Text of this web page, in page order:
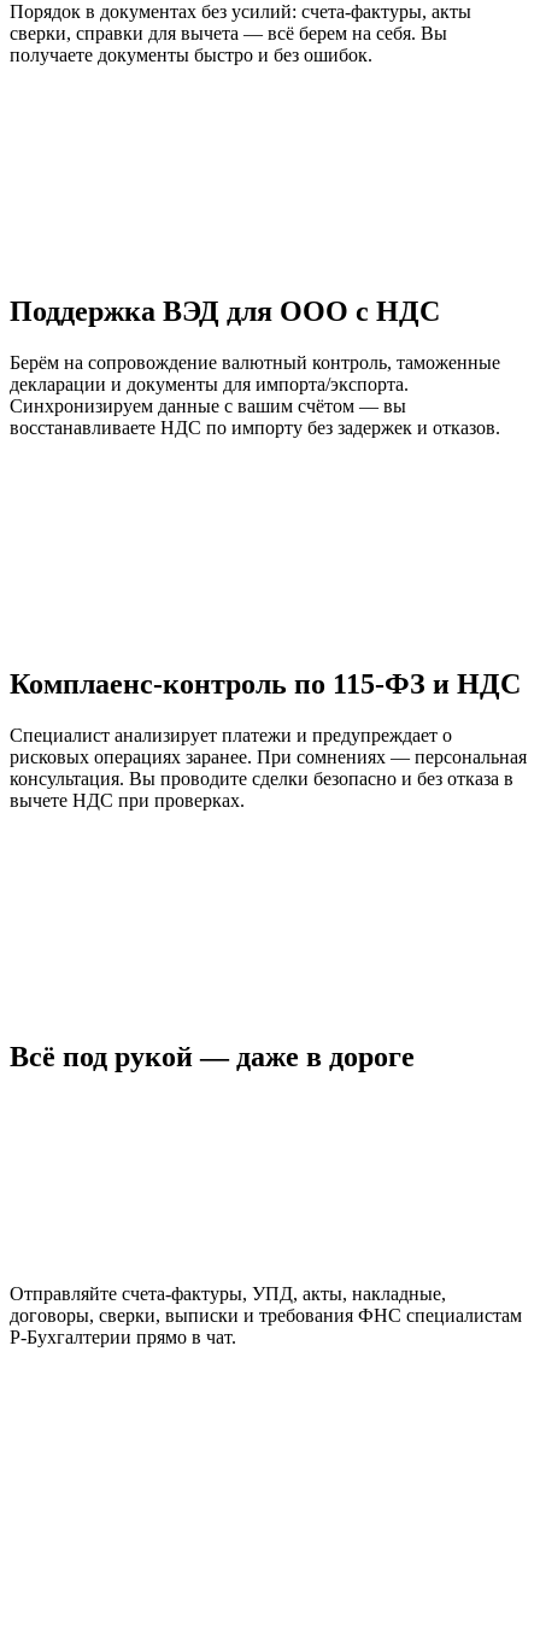
Порядок в документах без усилий: счета-фактуры, акты
сверки, справки для вычета — всё берем на себя. Вы
получаете документы быстро и без ошибок.
Поддержка ВЭД для ООО с НДС
Берём на сопровождение валютный контроль, таможенные
декларации и документы для импорта/экспорта.
Синхронизируем данные с вашим счётом — вы
восстанавливаете НДС по импорту без задержек и отказов.
Комплаенс-контроль по 115-ФЗ и НДС
Специалист анализирует платежи и предупреждает о
рисковых операциях заранее. При сомнениях — персональная
консультация. Вы проводите сделки безопасно и без отказа в
вычете НДС при проверках.
Всё под рукой — даже в дороге
Отправляйте счета-фактуры, УПД, акты, накладные,
договоры, сверки, выписки и требования ФНС специалистам
Р-Бухгалтерии прямо в чат.